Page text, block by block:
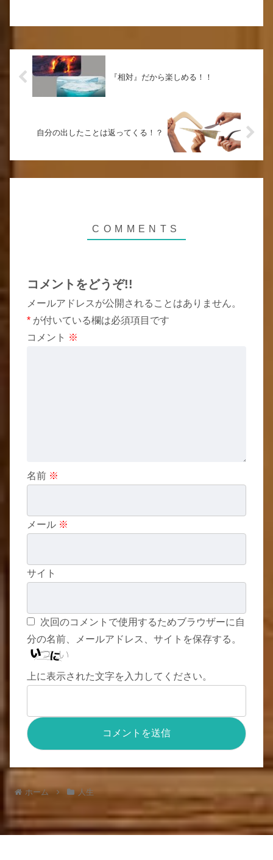
『相対』だから楽しめる！！
自分の出したことは返ってくる！？
コメントをどうぞ!!
メールアドレスが公開されることはありません。
* が付いている欄は必須項目です
コメント ※
名前 ※
メール ※
サイト
次回のコメントで使用するためブラウザーに自
分の名前、メールアドレス、サイトを保存する。
上に表示された文字を入力してください。
ホーム 人生